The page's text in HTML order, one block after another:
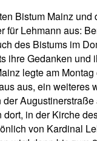
Bistum Mainz und
für Lehmann aus:
des Bistums im
ihre Gedanken und
legte am
aus, ein weiteres
in der Kirche
von Kardinal